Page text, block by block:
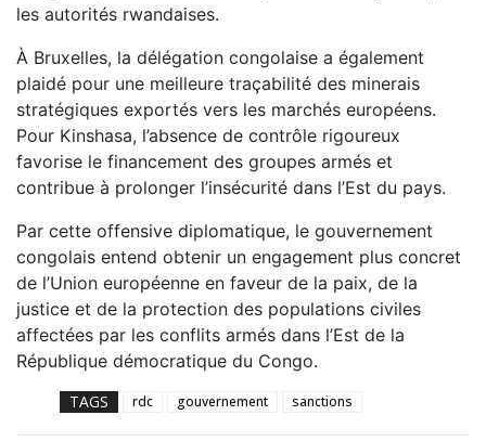
les autorités rwandaises.
À Bruxelles, la délégation congolaise a également
plaidé pour une meilleure traçabilité des minerais
stratégiques exportés vers les marchés européens.
Pour Kinshasa, l’absence de contrôle rigoureux
favorise le financement des groupes armés et
contribue à prolonger l’insécurité dans l’Est du pays.
Par cette offensive diplomatique, le gouvernement
congolais entend obtenir un engagement plus concret
de l’Union européenne en faveur de la paix, de la
justice et de la protection des populations civiles
affectées par les conflits armés dans l’Est de la
République démocratique du Congo.
TAGS rdc gouvernement sanctions